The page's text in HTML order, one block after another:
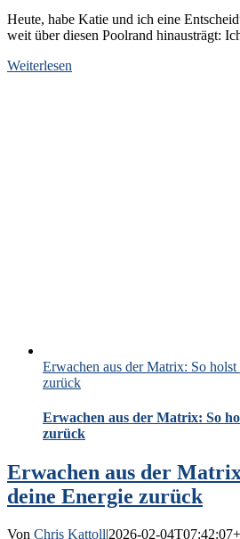
Heute, habe Katie und ich eine
weit über diesen Poolrand hinausträgt:
Weiterlesen
Erwachen aus der Matrix: So
zurück
Erwachen aus der Matrix: So
zurück
Erwachen aus der
deine Energie zurück
Von Chris Kattoll|2026-02-